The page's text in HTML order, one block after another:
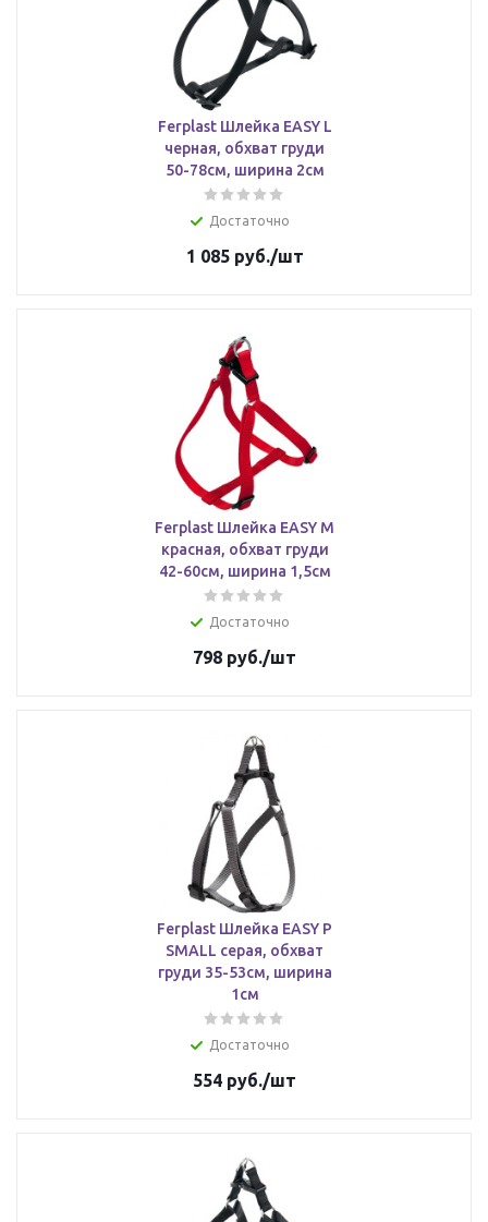
Ferplast Шлейка EASY L
черная, обхват груди
50-78см, ширина 2см
Достаточно
1 085руб./шт
Ferplast Шлейка EASY М
красная, обхват груди
42-60см, ширина 1,5см
Достаточно
798 руб./шт
Ferplast Шлейка EASY P
SMALL серая, обхват
груди 35-53см, ширина
1см
Достаточно
554 руб./шт